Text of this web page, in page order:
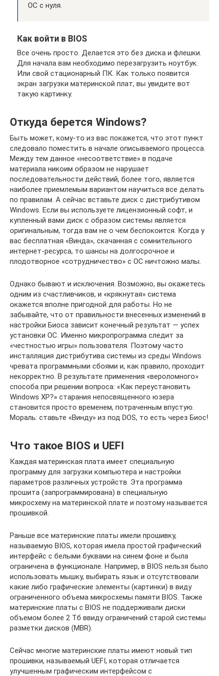
ОС с нуля.
Как войти в BIOS
Все очень просто. Делается это без диска и флешки.
Для начала вам необходимо перезагрузить ноутбук.
Или свой стационарный ПК. Как только появится
экран загрузки материнской плат, вы увидите вот
такую картинку.
Откуда берется Windows?
Быть может, кому-то из вас покажется, что этот пункт
следовало поместить в начале описываемого процесса.
Между тем данное «несоответствие» в подаче
материала никоим образом не нарушает
последовательности действий, более того, является
наиболее приемлемым вариантом научиться все делать
по правилам. А сейчас вставьте диск с дистрибутивом
Windows. Если вы используете лицензионный софт, и
купленный вами диск с образом системы является
оригинальным, тогда вам не о чем беспокоится. Когда у
вас бесплатная «Винда», скачанная с сомнительного
интернет-ресурса, то шансы на долгосрочное и
плодотворное «сотрудничество» с ОС ничтожно малы.
Однако бывают и исключения. Возможно, вы окажетесь
одним из счастливчиков, и «крякнутая» система
окажется вполне пригодной для работы. Но не
забывайте, что от правильности внесенных изменений в
настройки Биоса зависит конечный результат — успех
установки ОС. Именно микропрограмма следит за
«честностью игры» пользователя. Поэтому часто
инсталляция дистрибутива системы из среды Windows
чревата программными сбоями и, как правило, проходит
некорректно. В результате применения «вероломного»
способа при решении вопроса: «Как переустановить
Windows XP?» старания непосвященного юзера
становится просто временем, потраченным впустую.
Мораль: ставьте «Винду» из под DOS, то есть через Биос!
Что такое BIOS и UEFI
Каждая материнская плата имеет специальную
программу для загрузки компьютера и настройки
параметров различных устройств. Эта программа
прошита (запрограммирована) в специальную
микросхему на материнской плате и поэтому называется
прошивкой.
Раньше все материнские платы имели прошивку,
называемую BIOS, которая имела простой графический
интерфейс с белыми буквами на синем фоне и была
ограничена в функционале. Например, в BIOS нельзя было
использовать мышку, выбирать язык и отсутствовали
какие либо графические элементы (картинки) в виду
ограниченного объема микросхемы памяти BIOS. Также
материнские платы с BIOS не поддерживали диски
объемом более 2 Тб ввиду ограничений старой системы
разметки дисков (MBR).
Сейчас многие материнские платы имеют новый тип
прошивки, называемый UEFI, которая отличается
улучшенным графическим интерфейсом с